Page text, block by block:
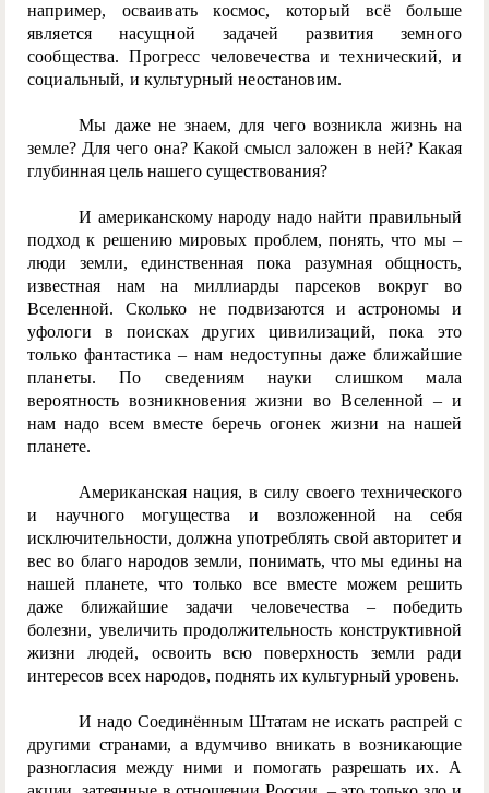
например, осваивать космос, который всё больше
является насущной задачей развития земного
сообщества. Прогресс человечества и технический, и
социальный, и культурный неостановим.
Мы даже не знаем, для чего возникла жизнь на
земле? Для чего она? Какой смысл заложен в ней? Какая
глубинная цель нашего существования?
И американскому народу надо найти правильный
подход к решению мировых проблем, понять, что мы –
люди земли, единственная пока разумная общность,
известная нам на миллиарды парсеков вокруг во
Вселенной. Сколько не подвизаются и астрономы и
уфологи в поисках других цивилизаций, пока это
только фантастика – нам недоступны даже ближайшие
планеты. По сведениям науки слишком мала
вероятность возникновения жизни во Вселенной – и
нам надо всем вместе беречь огонек жизни на нашей
планете.
Американская нация, в силу своего технического
и научного могущества и возложенной на себя
исключительности, должна употреблять свой авторитет и
вес во благо народов земли, понимать, что мы едины на
нашей планете, что только все вместе можем решить
даже ближайшие задачи человечества – победить
болезни, увеличить продолжительность конструктивной
жизни людей, освоить всю поверхность земли ради
интересов всех народов, поднять их культурный уровень.
И надо Соединённым Штатам не искать распрей с
другими странами, а вдумчиво вникать в возникающие
разногласия между ними и помогать разрешать их. А